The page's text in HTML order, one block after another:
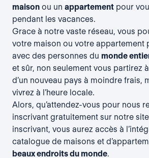
maison ou un appartement pour
pendant les vacances.
Grace à notre vaste réseau, vous
votre maison ou votre appartement
avec des personnes du monde
et sûr, non seulement vous partirez
d’un nouveau pays à moindre frais,
vivrez à l’heure locale.
Alors, qu’attendez-vous pour nous
inscrivant gratuitement sur notre
inscrivant, vous aurez accès à
catalogue de maisons et
beaux endroits du monde.